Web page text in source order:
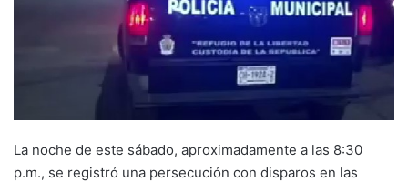
La noche de este sábado, aproximadamente a las 8:30
p.m., se registró una persecución con disparos en las